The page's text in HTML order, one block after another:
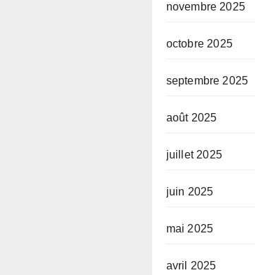
novembre 2025
octobre 2025
septembre 2025
août 2025
juillet 2025
juin 2025
mai 2025
avril 2025